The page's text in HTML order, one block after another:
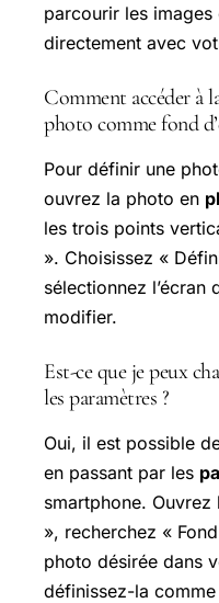
parcourir les
directement avec
Comment accéder à
photo comme fond
Pour définir une
ouvrez la photo en
les trois points
». Choisissez «
sélectionnez l’écran
modifier.
Est-ce que je peux
les paramètres ?
Oui, il est possible
en passant par les
smartphone. Ouvrez
», recherchez «
photo désirée dans
définissez-la comme